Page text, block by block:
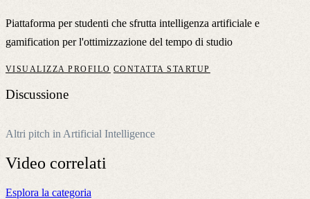
Piattaforma per studenti che sfrutta intelligenza artificiale e
gamification per l'ottimizzazione del tempo di studio
VISUALIZZA PROFILO CONTATTA STARTUP
Discussione
Altri pitch in Artificial Intelligence
Video correlati
Esplora la categoria